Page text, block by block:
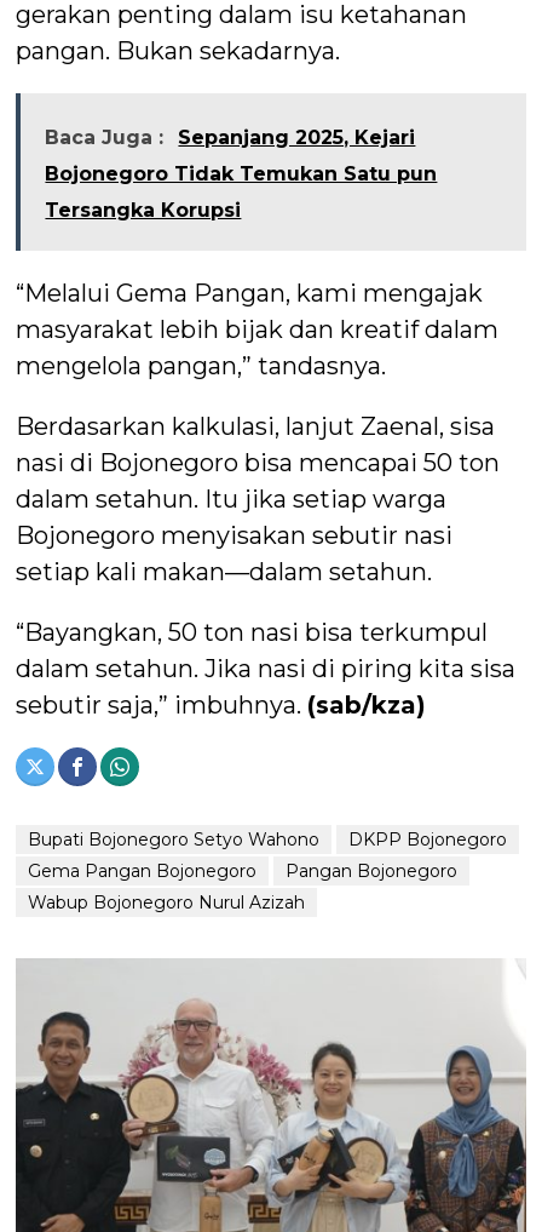
gerakan penting dalam isu ketahanan
pangan. Bukan sekadarnya.
Baca Juga :
Sepanjang 2025, Kejari
Bojonegoro Tidak Temukan Satu pun
Tersangka Korupsi
“Melalui Gema Pangan, kami mengajak
masyarakat lebih bijak dan kreatif dalam
mengelola pangan,” tandasnya.
Berdasarkan kalkulasi, lanjut Zaenal, sisa
nasi di Bojonegoro bisa mencapai 50 ton
dalam setahun. Itu jika setiap warga
Bojonegoro menyisakan sebutir nasi
setiap kali makan—dalam setahun.
“Bayangkan, 50 ton nasi bisa terkumpul
dalam setahun. Jika nasi di piring kita sisa
sebutir saja,” imbuhnya. (sab/kza)
Bupati Bojonegoro Setyo Wahono
DKPP Bojonegoro
Gema Pangan Bojonegoro
Pangan Bojonegoro
Wabup Bojonegoro Nurul Azizah